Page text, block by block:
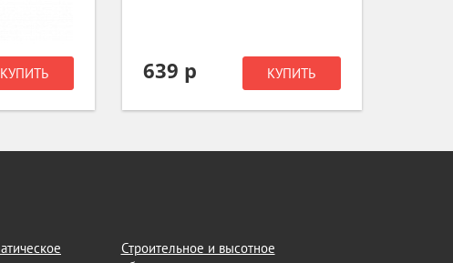
КУПИТЬ 639 р КУПИТЬ
Строительное и высотное